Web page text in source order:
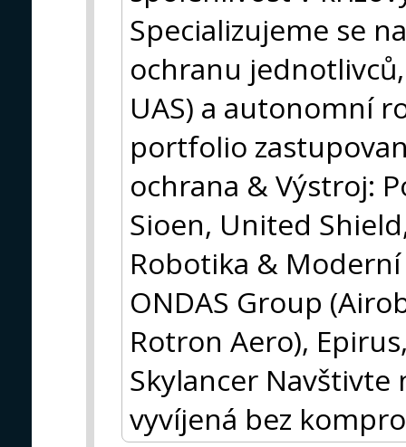
Specializujeme se
ochranu
UAS) a autonomní
portfolio
ochrana & Výstroj:
Sioen, United
Robotika &
ONDAS Group
Rotron Aero),
Skylancer Navštivte
vyvíjená bez